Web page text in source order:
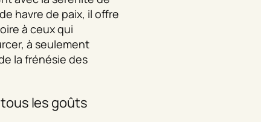
havre de paix, il offre
à ceux qui
à seulement
la frénésie des
les goûts